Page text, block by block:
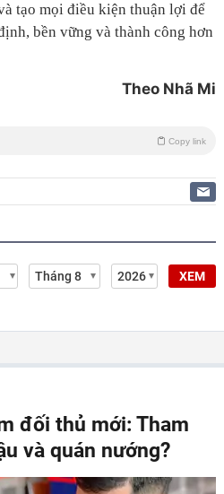
tạo mọi điều kiện thuận lợi để
bền vững và thành công hơn
Theo Nhã Mi
Copy link
XEM
đối thủ mới: Tham
và quán nướng?